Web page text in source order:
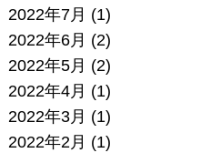
2022年7月 (1)
2022年6月 (2)
2022年5月 (2)
2022年4月 (1)
2022年3月 (1)
2022年2月 (1)